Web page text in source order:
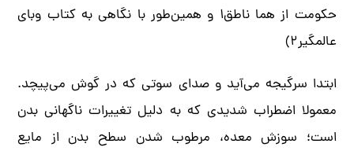
حکومت از هما ناطق۱ و همین‌طور با نگاهی به کتاب وبای
عالمگیر۲)
ابتدا سرگیجه می‌آید و صدای سوتی که در گوش می‌پیچد.
معمولا اضطراب شدیدی که به دلیل تغییرات ناگهانی بدن
است؛ سوزش معده، مرطوب شدن سطح بدن از مایع